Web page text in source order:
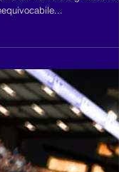
della 24 Ore di Le Mans